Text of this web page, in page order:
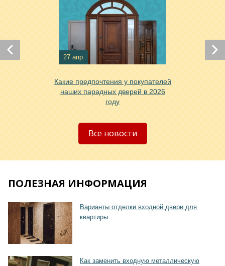
Хочу такую
Хочу такую
27 апр
Какие предпочтения у покупателей
наших парадных дверей в 2026
году
Все новости
ПОЛЕЗНАЯ ИНФОРМАЦИЯ
Варианты отделки входной двери для
квартиры
Как заменить входную металлическую